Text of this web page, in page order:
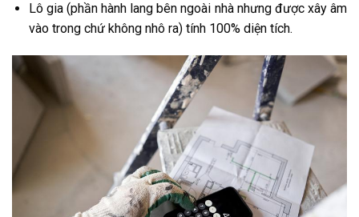
Lô gia (phần hành lang bên ngoài nhà nhưng được xây âm
vào trong chứ không nhô ra) tính 100% diện tích.